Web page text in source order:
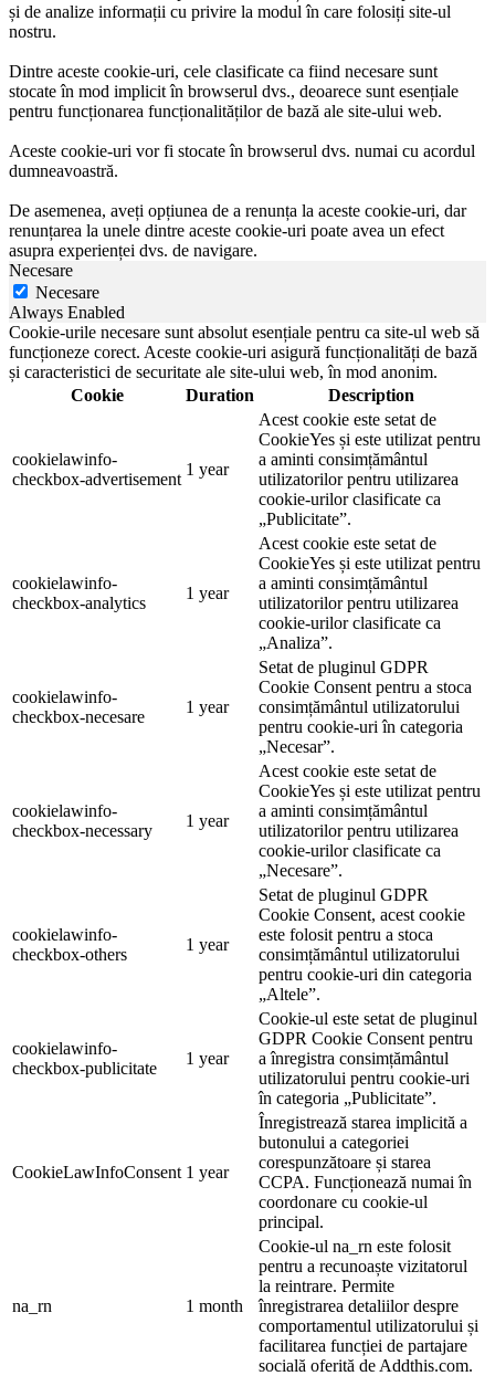
și de analize informații cu privire la modul în care folosiți site-ul
nostru.
Dintre aceste cookie-uri, cele clasificate ca fiind necesare sunt
stocate în mod implicit în browserul dvs., deoarece sunt esențiale
pentru funcționarea funcționalităților de bază ale site-ului web.
Aceste cookie-uri vor fi stocate în browserul dvs. numai cu acordul
dumneavoastră.
De asemenea, aveți opțiunea de a renunța la aceste cookie-uri, dar
renunțarea la unele dintre aceste cookie-uri poate avea un efect
asupra experienței dvs. de navigare.
Necesare
Necesare
Always Enabled
Cookie-urile necesare sunt absolut esențiale pentru ca site-ul web să
funcționeze corect. Aceste cookie-uri asigură funcționalități de bază
și caracteristici de securitate ale site-ului web, în mod anonim.
Cookie
Duration Description
cookielawinfo-
checkbox-advertisement
1 year
Acest cookie este setat de
CookieYes și este utilizat pentru
a aminti consimțământul
utilizatorilor pentru utilizarea
cookie-urilor clasificate ca
„Publicitate”.
cookielawinfo-
checkbox-analytics
1 year
Acest cookie este setat de
CookieYes și este utilizat pentru
a aminti consimțământul
utilizatorilor pentru utilizarea
cookie-urilor clasificate ca
„Analiza”.
cookielawinfo-
checkbox-necesare
1 year
Setat de pluginul GDPR
Cookie Consent pentru a stoca
consimțământul utilizatorului
pentru cookie-uri în categoria
„Necesar”.
cookielawinfo-
checkbox-necessary
1 year
Acest cookie este setat de
CookieYes și este utilizat pentru
a aminti consimțământul
utilizatorilor pentru utilizarea
cookie-urilor clasificate ca
„Necesare”.
cookielawinfo-
checkbox-others
1 year
Setat de pluginul GDPR
Cookie Consent, acest cookie
este folosit pentru a stoca
consimțământul utilizatorului
pentru cookie-uri din categoria
„Altele”.
cookielawinfo-
checkbox-publicitate
1 year
Cookie-ul este setat de pluginul
GDPR Cookie Consent pentru
a înregistra consimțământul
utilizatorului pentru cookie-uri
în categoria „Publicitate”.
CookieLawInfoConsent 1 year
Înregistrează starea implicită a
butonului a categoriei
corespunzătoare și starea
CCPA. Funcționează numai în
coordonare cu cookie-ul
principal.
na_rn 1 month
Cookie-ul na_rn este folosit
pentru a recunoaște vizitatorul
la reintrare. Permite
înregistrarea detaliilor despre
comportamentul utilizatorului și
facilitarea funcției de partajare
socială oferită de Addthis.com.